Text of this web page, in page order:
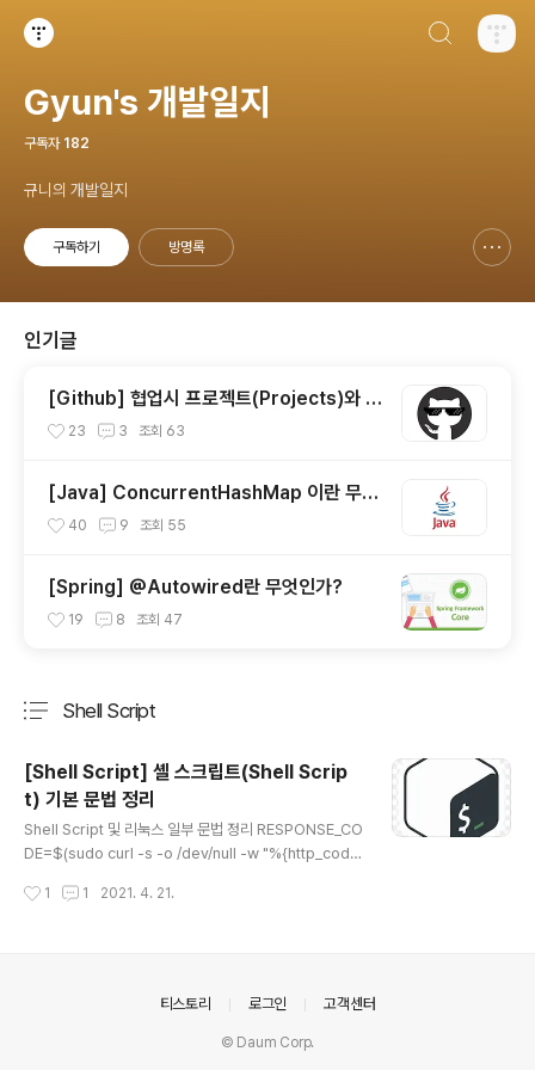
Gyun's 개발일지
구독자 182
규니의 개발일지
구독하기 방명록
인기글
[Github] 협업시 프로젝트(Projects)와 이
슈(Issue) 사용하기
23 3 조회 63
[Java] ConcurrentHashMap 이란 무엇
일까?
40 9 조회 55
[Spring] @Autowired란 무엇인가?
19 8 조회 47
Shell Script
[Shell Script] 셸 스크립트(Shell Scrip
t) 기본 문법 정리
Shell Script 및 리눅스 일부 문법 정리 RESPONSE_CO
DE=$(sudo curl -s -o /dev/null -w "%{http_cod
성공했다면 아무 것도 뜨지 않고 실패하면 에러 메세지가
CODE에 해당 상태 값이 담깁니다. if-else문 if [ ${RES
50x 에러 모두 포함) then CURRENT_PROFILE=rea
1 1 2021. 4. 21.
티스토리 로그인 고객센터
© Daum Corp.